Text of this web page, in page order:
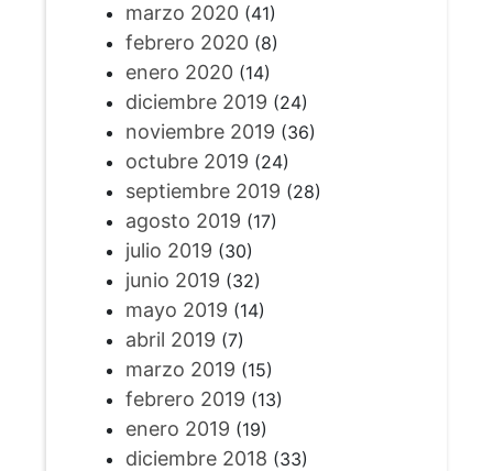
marzo 2020(41)
febrero 2020(8)
enero 2020(14)
diciembre 2019 (24)
noviembre 2019 (36)
octubre 2019 (24)
septiembre 2019 (28)
agosto 2019 (17)
julio 2019 (30)
junio 2019 (32)
mayo 2019 (14)
abril 2019 (7)
marzo 2019 (15)
febrero 2019 (13)
enero 2019 (19)
diciembre 2018 (33)